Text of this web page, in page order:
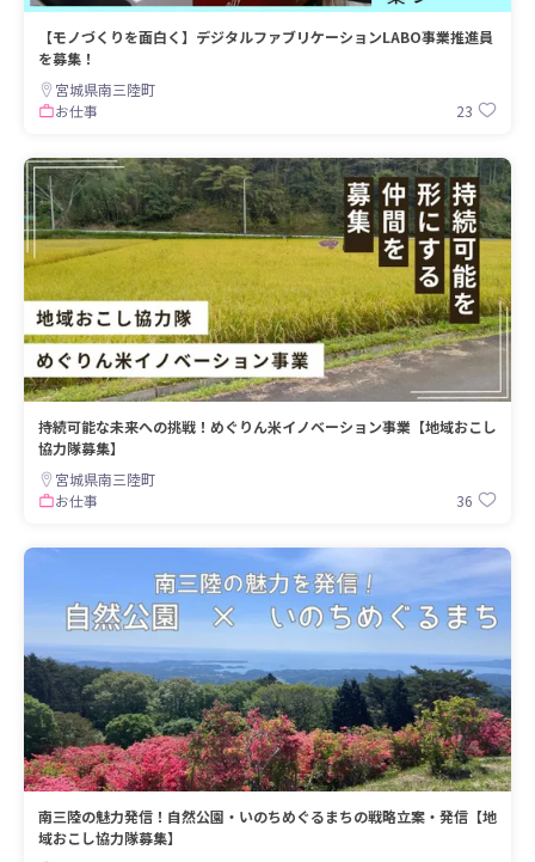
【モノづくりを面白く】デジタルファブリケーションLABO事業推進員
を募集！
宮城県南三陸町
お仕事
23
持続可能な未来への挑戦！めぐりん米イノベーション事業【地域おこし
協力隊募集】
宮城県南三陸町
お仕事
36
南三陸の魅力発信！自然公園・いのちめぐるまちの戦略立案・発信【地
域おこし協力隊募集】